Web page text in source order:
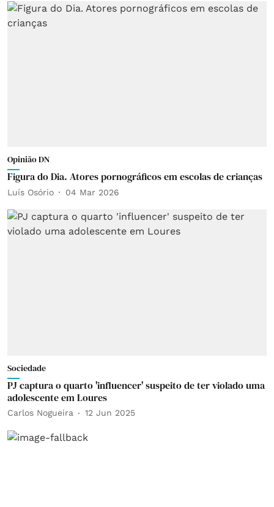
Opinião DN
Figura do Dia. Atores pornográficos em escolas de crianças
Luís Osório 04 Mar 2026
Sociedade
PJ captura o quarto 'influencer' suspeito de ter violado uma
adolescente em Loures
Carlos Nogueira 12 Jun 2025